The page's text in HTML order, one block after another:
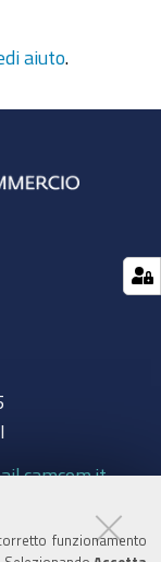
funzionamento
aiuto